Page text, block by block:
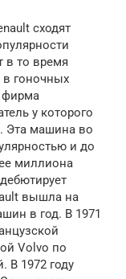
сходят
в то время
гоночных
фирма
у которого
Эта машина во
и до
миллиона
вышла на
в год. В 1971
Volvo по
В 1972 году